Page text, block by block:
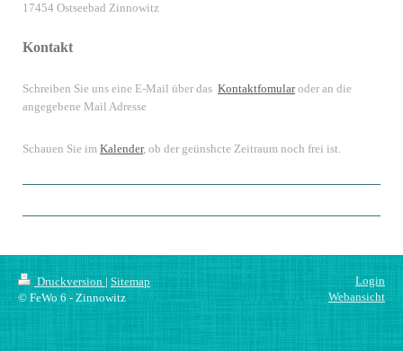
17454 Ostseebad Zinnowitz
Kontakt
Schreiben Sie uns eine E-Mail über das Kontaktfomularoder an die
angegebene Mail Adresse
Schauen Sie im Kalender, ob der geünshcte Zeitraum noch frei ist.
Druckversion | Sitemap
© FeWo 6 - Zinnowitz
Login
Webansicht